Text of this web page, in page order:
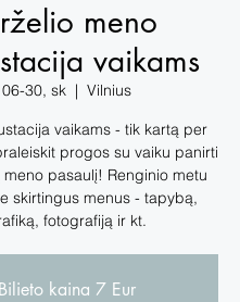
meno
vaikams
06-30, sk
  |
Vilnius
vaikams - tik kartą per
progos su vaiku panirti
pasaulį! Renginio metu
skirtingus menus - tapybą,
fotografiją ir kt.
Bilieto kaina 7 Eur